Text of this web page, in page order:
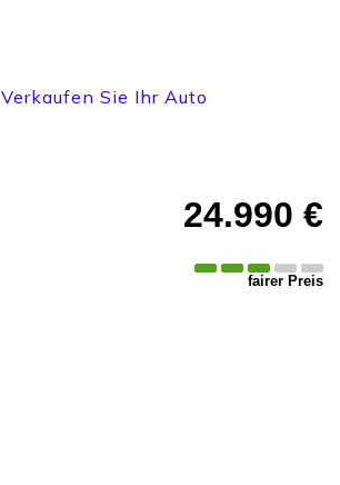
Verkaufen Sie Ihr Auto
24.990 €
fairer Preis